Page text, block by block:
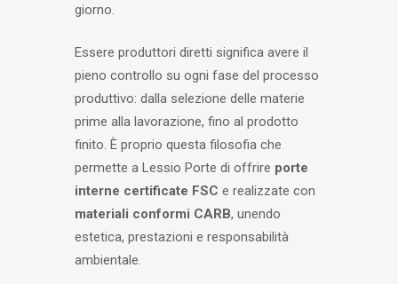
giorno.
Essere produttori diretti significa avere il
pieno controllo su ogni fase del processo
produttivo: dalla selezione delle materie
prime alla lavorazione, fino al prodotto
finito. È proprio questa filosofia che
permette a Lessio Porte di offrire porte
interne certificate FSC e realizzate con
materiali conformi CARB, unendo
estetica, prestazioni e responsabilità
ambientale.